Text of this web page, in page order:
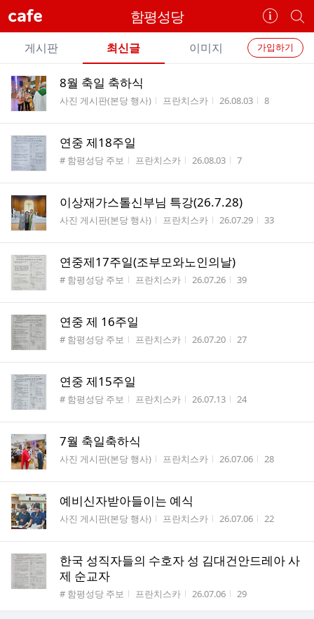
cafe 함평성당
카
페
정
보
개
별
카
페
카
페
메
뉴
가입하기
게시판 최신글 이미지
전
체
글
리
8월 축일 축하식
게시판명
사진 게시판(본당 행사) 작성자
프란치스카 작성시간
26.08.03 조회수
8
연중 제18주일
게시판명
# 함평성당 주보 작성자
프란치스카 작성시간
26.08.03 조회수
7
이상재가스톨신부님 특강(26.7.28)
게시판명
사진 게시판(본당 행사) 작성자
프란치스카 작성시간
26.07.29 조회수
33
연중제17주일(조부모와노인의날)
게시판명
# 함평성당 주보 작성자
프란치스카 작성시간
26.07.26 조회수
39
연중 제 16주일
게시판명
# 함평성당 주보 작성자
프란치스카 작성시간
26.07.20 조회수
27
연중 제15주일
게시판명
# 함평성당 주보 작성자
프란치스카 작성시간
26.07.13 조회수
24
7월 축일축하식
게시판명
사진 게시판(본당 행사) 작성자
프란치스카 작성시간
26.07.06 조회수
28
예비신자받아들이는 예식
게시판명
사진 게시판(본당 행사) 작성자
프란치스카 작성시간
26.07.06 조회수
22
한국 성직자들의 수호자 성 김대건안드레아 사
제 순교자
게시판명
# 함평성당 주보 작성자
프란치스카 작성시간
26.07.06 조회수
29